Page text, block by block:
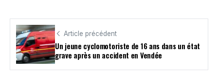
Article précédent
Un jeune cyclomotoriste de 16 ans dans un état
grave après un accident en Vendée